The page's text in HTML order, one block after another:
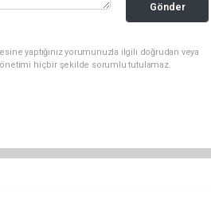
Gönder
yaptığınız yorumunuzla ilgili doğrudan veya
hiçbir şekilde sorumlu tutulamaz.